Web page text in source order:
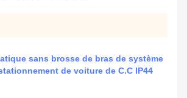
sans brosse de bras de système
de voiture de C.C IP44